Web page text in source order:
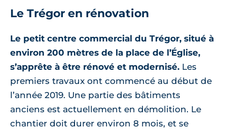
Le Trégor en rénovation
Le petit centre commercial du Trégor, situé à
environ 200 mètres de la place de l’Église,
s’apprête à être rénové et modernisé. Les
premiers travaux ont commencé au début de
l’année 2019. Une partie des bâtiments
anciens est actuellement en démolition. Le
chantier doit durer environ 8 mois, et se